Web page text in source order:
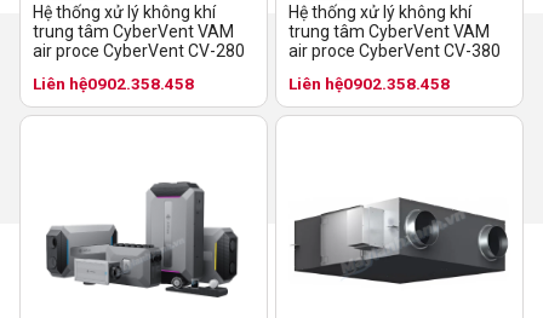
Hệ thống xử lý không khí
trung tâm CyberVent VAM
air proce CyberVent CV-280
Liên hệ0902.358.458
Hệ thống xử lý không khí
trung tâm CyberVent VAM
air proce CyberVent CV-380
Liên hệ0902.358.458